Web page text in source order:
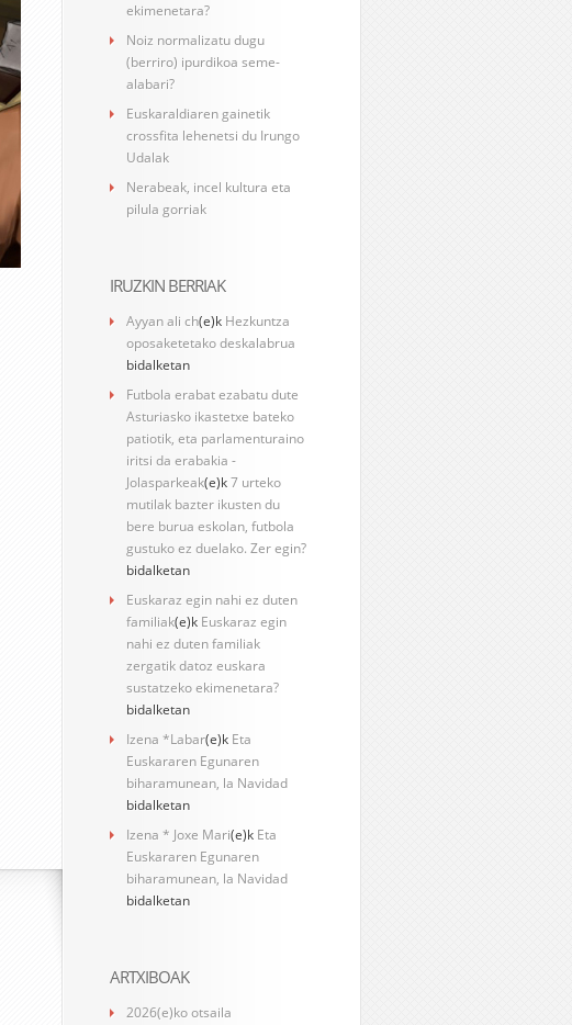
ekimenetara?
Noiz normalizatu dugu
(berriro) ipurdikoa seme-
alabari?
Euskaraldiaren gainetik
crossfita lehenetsi du Irungo
Udalak
Nerabeak, incel kultura eta
pilula gorriak
IRUZKIN BERRIAK
Ayyan ali ch(e)k Hezkuntza
oposaketetako deskalabrua
bidalketan
Futbola erabat ezabatu dute
Asturiasko ikastetxe bateko
patiotik, eta parlamenturaino
iritsi da erabakia -
Jolasparkeak(e)k7 urteko
mutilak bazter ikusten du
bere burua eskolan, futbola
gustuko ez duelako. Zer egin?
bidalketan
Euskaraz egin nahi ez duten
familiak(e)k Euskaraz egin
nahi ez duten familiak
zergatik datoz euskara
sustatzeko ekimenetara?
bidalketan
Izena *Labar(e)k Eta
Euskararen Egunaren
biharamunean, la Navidad
bidalketan
Izena * Joxe Mari(e)k Eta
Euskararen Egunaren
biharamunean, la Navidad
bidalketan
ARTXIBOAK
2026(e)ko otsaila